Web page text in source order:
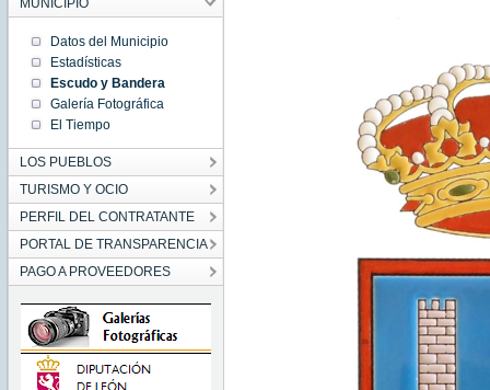
MUNICIPIO
Datos del Municipio
Estadísticas
Escudo y Bandera
Galería Fotográfica
El Tiempo
LOS PUEBLOS
TURISMO Y OCIO
PERFIL DEL CONTRATANTE
PORTAL DE TRANSPARENCIA
PAGO A PROVEEDORES